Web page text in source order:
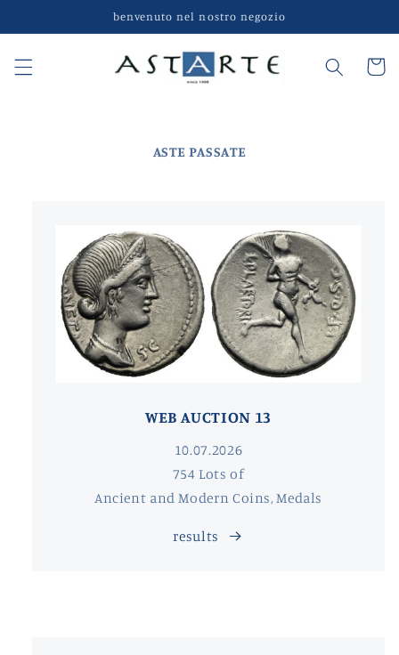
ai contenuti
benvenuto nel nostro negozio
Carrello
ASTE PASSATE
WEB AUCTION 13
10.07.2026
754 Lots of
Ancient and Modern Coins, Medals
results